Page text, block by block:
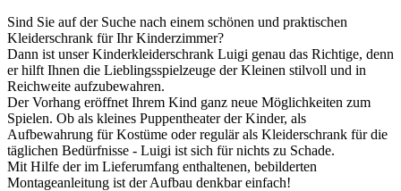
Sind Sie auf der Suche nach einem schönen und praktischen
Kleiderschrank für Ihr Kinderzimmer?
Dann ist unser Kinderkleiderschrank Luigi genau das Richtige, denn
er hilft Ihnen die Lieblingsspielzeuge der Kleinen stilvoll und in
Reichweite aufzubewahren.
Der Vorhang eröffnet Ihrem Kind ganz neue Möglichkeiten zum
Spielen. Ob als kleines Puppentheater der Kinder, als
Aufbewahrung für Kostüme oder regulär als Kleiderschrank für die
täglichen Bedürfnisse - Luigi ist sich für nichts zu Schade.
Mit Hilfe der im Lieferumfang enthaltenen, bebilderten
Montageanleitung ist der Aufbau denkbar einfach!